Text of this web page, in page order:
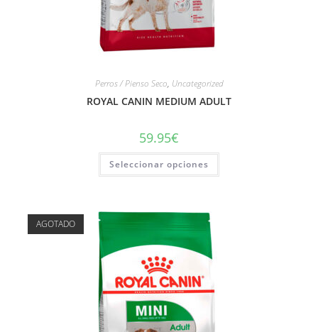
Perros / Pienso Seco, Uncategorized
ROYAL CANIN MEDIUM ADULT
59.95€
Seleccionar opciones
AGOTADO